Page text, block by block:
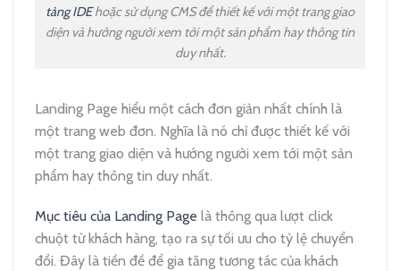
tảng IDEhoặc sử dụng CMS để thiết kế với một trang giao
diện và hướng người xem tới một sản phẩm hay thông tin
duy nhất.
Landing Page hiểu một cách đơn giản nhất chính là
một trang web đơn. Nghĩa là nó chỉ được thiết kế với
một trang giao diện và hướng người xem tới một sản
phẩm hay thông tin duy nhất.
Mục tiêu của Landing Page là thông qua lượt click
chuột từ khách hàng, tạo ra sự tối ưu cho tỷ lệ chuyển
đổi. Đây là tiền đề để gia tăng tương tác của khách